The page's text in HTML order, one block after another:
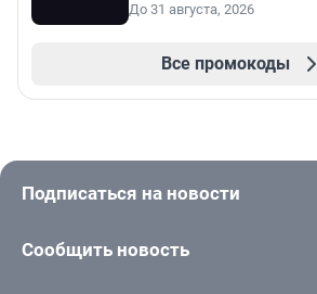
До 31 августа, 2026
Все промокоды
Подписаться на новости
Сообщить новость